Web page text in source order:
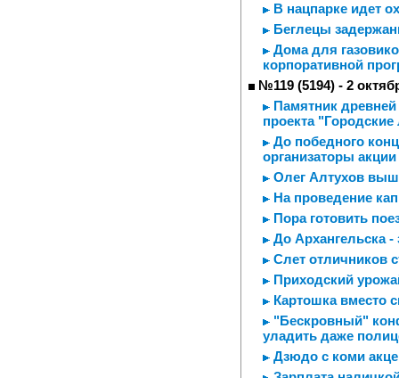
В нацпарке идет
Беглецы
Дома для
корпоративной
№119 (5194) - 2
Памятник
проекта
До победного
организаторы
Олег Алтухов
На проведение
Пора готовить
До Архангельска -
Слет отличников
Приходский
Картошка вместо
"Бескровный"
уладить даже
Дзюдо с коми